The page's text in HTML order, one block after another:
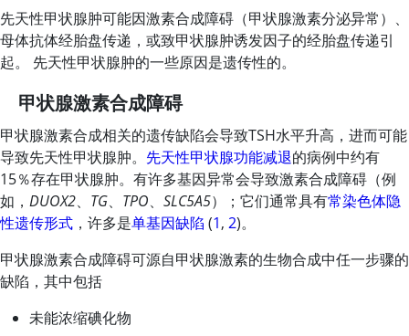
先天性甲状腺肿可能因激素合成障碍（甲状腺激素分泌异常）、
母体抗体经胎盘传递，或致甲状腺肿诱发因子的经胎盘传递引
起。 先天性甲状腺肿的一些原因是遗传性的。
甲状腺激素合成障碍
甲状腺激素合成相关的遗传缺陷会导致TSH水平升高，进而可能
导致先天性甲状腺肿。 先天性甲状腺功能减退的病例中约有
15％存在甲状腺肿。有许多基因异常会导致激素合成障碍（例
如， DUOX2、 TG、 TPO、 SLC5A5）；它们通常具有常染色体隐
性遗传形式 ，许多是单基因缺陷 (1, 2)。
甲状腺激素合成障碍可源自甲状腺激素的生物合成中任一步骤的
缺陷，其中包括
未能浓缩碘化物